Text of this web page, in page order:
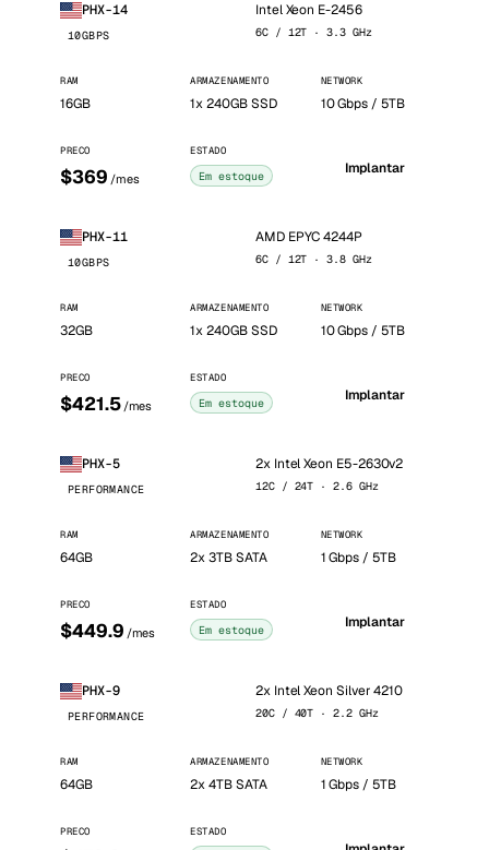
PHX-14
10GBPS
Intel Xeon E-2456
6C / 12T · 3.3 GHz
RAM
16GB
ARMAZENAMENTO
1x 240GB SSD
NETWORK
10 Gbps / 5TB
PRECO
$369 /mes
ESTADO
Em estoque Implantar
PHX-11
10GBPS
AMD EPYC 4244P
6C / 12T · 3.8 GHz
RAM
32GB
ARMAZENAMENTO
1x 240GB SSD
NETWORK
10 Gbps / 5TB
PRECO
$421.5 /mes
ESTADO
Em estoque Implantar
PHX-5
PERFORMANCE
2x Intel Xeon E5-2630v2
12C / 24T · 2.6 GHz
RAM
64GB
ARMAZENAMENTO
2x 3TB SATA
NETWORK
1 Gbps / 5TB
PRECO
$449.9 /mes
ESTADO
Em estoque Implantar
PHX-9
PERFORMANCE
2x Intel Xeon Silver 4210
20C / 40T · 2.2 GHz
RAM
64GB
ARMAZENAMENTO
2x 4TB SATA
NETWORK
1 Gbps / 5TB
PRECO ESTADO